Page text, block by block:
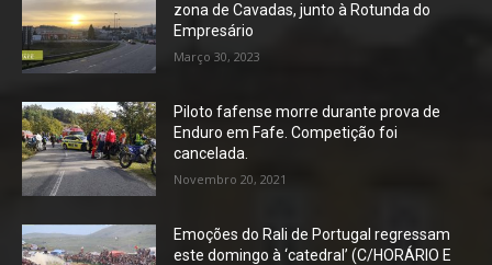
zona de Cavadas, junto à Rotunda do
Empresário
Março 30, 2023
Piloto fafense morre durante prova de
Enduro em Fafe. Competição foi
cancelada.
Novembro 20, 2021
Emoções do Rali de Portugal regressam
este domingo à ‘catedral’ (C/HORÁRIO E